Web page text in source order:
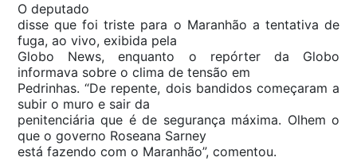
O deputado
disse que foi triste para o Maranhão a tentativa de
fuga, ao vivo, exibida pela
Globo News, enquanto o repórter da Globo
informava sobre o clima de tensão em
Pedrinhas. “De repente, dois bandidos começaram a
subir o muro e sair da
penitenciária que é de segurança máxima. Olhem o
que o governo Roseana Sarney
está fazendo com o Maranhão”, comentou.